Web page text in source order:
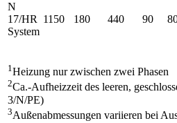
N
17/HR
System
1150 180 440 90
1Heizung nur zwischen zwei Phasen
2Ca.-Aufheizzeit des leeren,
3/N/PE)
3Außenabmessungen variieren bei